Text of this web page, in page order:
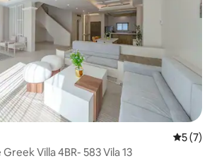
5 de
5 (7)
Villa 4BR- 583 Vila 13